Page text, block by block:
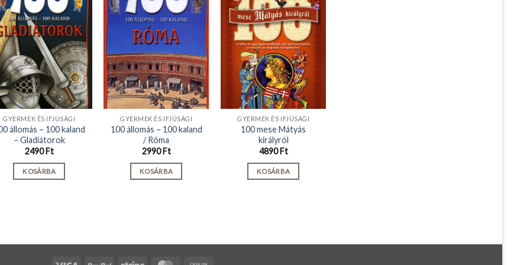
GYERMEK ÉS IFJÚSÁGI
állomás – 100 kaland
– Gladiátorok
2490Ft
KOSÁRBA
GYERMEK ÉS IFJÚSÁGI
100 állomás – 100 kaland
/ Róma
2990Ft
KOSÁRBA
GYERMEK ÉS IFJÚSÁGI
100 mese Mátyás
királyról
4890Ft
KOSÁRBA